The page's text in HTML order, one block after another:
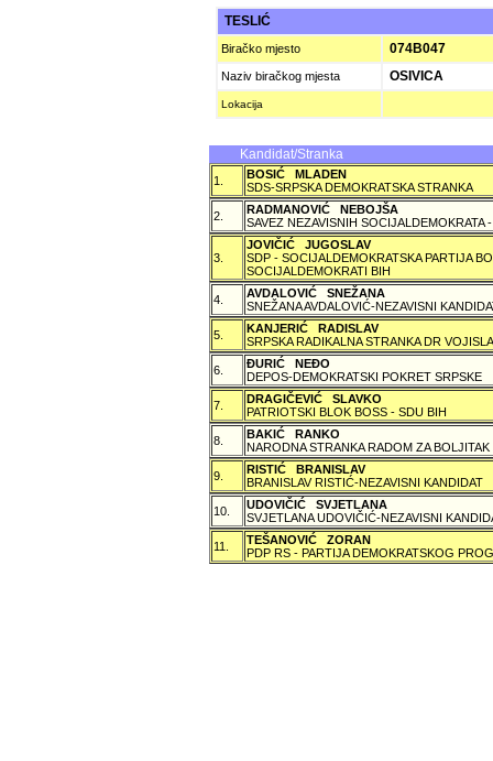
TESLIĆ
Biračko mjesto 074B047
Naziv biračkog mjesta OSIVICA
Lokacija
Kandidat/Stranka
1.
BOSIĆ MLADEN
SDS-SRPSKA DEMOKRATSKA STRANKA
2.
RADMANOVIĆ NEBOJŠA
SAVEZ NEZAVISNIH SOCIJALDEMOKRATA
3.
JOVIČIĆ JUGOSLAV
SDP - SOCIJALDEMOKRATSKA PARTIJA
SOCIJALDEMOKRATI BIH
4.
AVDALOVIĆ SNEŽANA
SNEŽANA AVDALOVIĆ-NEZAVISNI
5.
KANJERIĆ RADISLAV
SRPSKA RADIKALNA STRANKA DR
6.
ÐURIĆ NEÐO
DEPOS-DEMOKRATSKI POKRET SRPSKE
7.
DRAGIČEVIĆ SLAVKO
PATRIOTSKI BLOK BOSS - SDU BIH
8.
BAKIĆ RANKO
NARODNA STRANKA RADOM ZA BOLJITAK
9.
RISTIĆ BRANISLAV
BRANISLAV RISTIĆ-NEZAVISNI KANDIDAT
10.
UDOVIČIĆ SVJETLANA
SVJETLANA UDOVIČIĆ-NEZAVISNI
11.
TEŠANOVIĆ ZORAN
PDP RS - PARTIJA DEMOKRATSKOG